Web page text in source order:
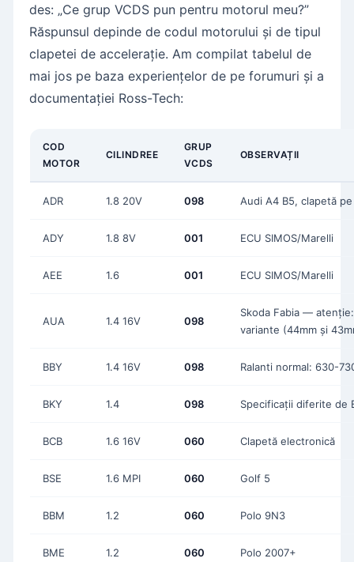
des: „Ce grup VCDS pun pentru motorul meu?”
Răspunsul depinde de codul motorului și de tipul
clapetei de accelerație. Am compilat tabelul de
mai jos pe baza experiențelor de pe forumuri și a
documentației Ross-Tech:
COD
MOTOR
CILINDREE
GRUP
VCDS
OBSERVAȚII
ADR 1.8 20V 098 Audi A4 B5, clapetă
ADY 1.8 8V 001 ECU SIMOS/Marelli
AEE 1.6 001 ECU SIMOS/Marelli
AUA 1.4 16V 098
Skoda Fabia —
variante (44mm și
BBY 1.4 16V 098 Ralanti normal: 630-
BKY 1.4 098 Specificații diferite de
BCB 1.6 16V 060 Clapetă electronică
BSE 1.6 MPI 060 Golf 5
BBM 1.2 060 Polo 9N3
BME 1.2 060 Polo 2007+